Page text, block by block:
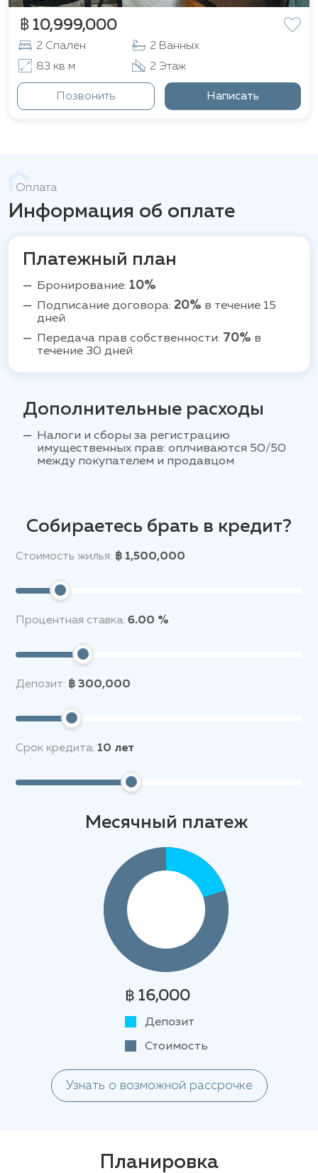
฿ 10,999,000
2 Спален
2 Ванных
83 кв м
2 Этаж
Позвонить Написать
Оплата
Информация об оплате
Платежный план
Бронирование: 10%
Подписание договора: 20% в течение 15
дней
Передача прав собственности: 70% в
течение 30 дней
Дополнительные расходы
Налоги и сборы за регистрацию
имущественных прав: оплчиваются 50/50
между покупателем и продавцом
Собираетесь брать в кредит?
Стоимость жилья: ฿ 1,500,000
Процентная ставка: 6.00 %
Депозит: ฿ 300,000
Срок кредита: 10 лет
Месячный платеж
฿ 16,000
Депозит
Стоимость
Узнать о возможной рассрочке
Планировка